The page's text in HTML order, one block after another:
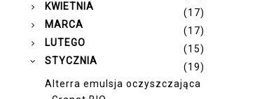
►
KWIETNIA
(17)
►
MARCA
(17)
►
LUTEGO
(15)
▼
STYCZNIA
(19)
Alterra emulsja oczyszczająca